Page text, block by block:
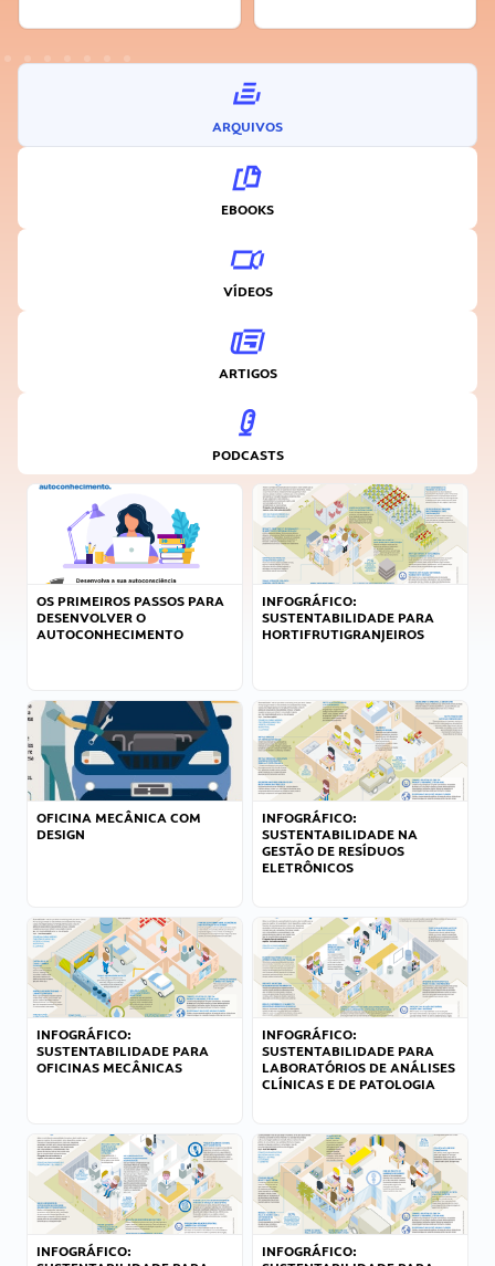
ARQUIVOS
EBOOKS
VÍDEOS
ARTIGOS
PODCASTS
OS PRIMEIROS PASSOS PARA
DESENVOLVER O
AUTOCONHECIMENTO
INFOGRÁFICO:
SUSTENTABILIDADE PARA
HORTIFRUTIGRANJEIROS
OFICINA MECÂNICA COM
DESIGN
INFOGRÁFICO:
SUSTENTABILIDADE NA
GESTÃO DE RESÍDUOS
ELETRÔNICOS
INFOGRÁFICO:
SUSTENTABILIDADE PARA
OFICINAS MECÂNICAS
INFOGRÁFICO:
SUSTENTABILIDADE PARA
LABORATÓRIOS DE ANÁLISES
CLÍNICAS E DE PATOLOGIA
INFOGRÁFICO:
INFOGRÁFICO: